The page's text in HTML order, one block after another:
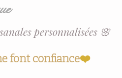
font confiance❤️
personnalisées 🌸